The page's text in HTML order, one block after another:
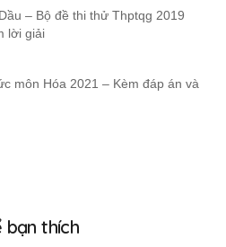
– Bộ đề thi thử Thptqg 2019
lời giải
môn Hóa 2021 – Kèm đáp án và
bạn thích